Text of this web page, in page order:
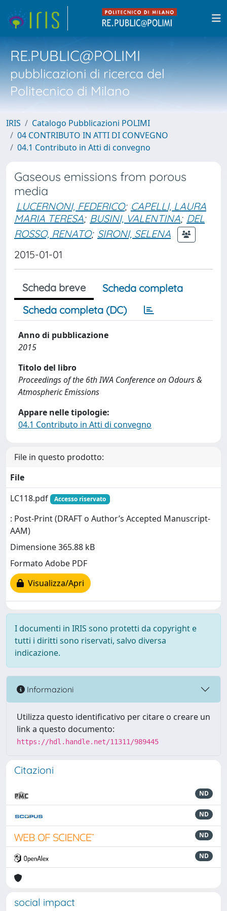
RE.PUBLIC@POLIMI
pubblicazioni di ricerca del
Politecnico di Milano
IRIS
Catalogo Pubblicazioni POLIMI
04 CONTRIBUTO IN ATTI DI CONVEGNO
04.1 Contributo in Atti di convegno
Gaseous emissions from porous
media
LUCERNONI, FEDERICO; CAPELLI, LAURA
MARIA TERESA; BUSINI, VALENTINA; DEL
ROSSO, RENATO; SIRONI, SELENA
2015-01-01
Scheda breve
Scheda completa
Scheda completa (DC)
Anno di pubblicazione
2015
Titolo del libro
Proceedings of the 6th IWA Conference on Odours &
Atmospheric Emissions
Appare nelle tipologie:
04.1 Contributo in Atti di convegno
File in questo prodotto:
File
LC118.pdf
Accesso riservato
: Post-Print (DRAFT o Author’s Accepted Manuscript-
AAM)
Dimensione 365.88 kB
Formato Adobe PDF
Visualizza/Apri
I documenti in IRIS sono protetti da copyright e
tutti i diritti sono riservati, salvo diversa
indicazione.
Informazioni
Utilizza questo identificativo per citare o creare un
link a questo documento:
https://hdl.handle.net/11311/989445
Citazioni
ND
ND
ND
ND
social impact